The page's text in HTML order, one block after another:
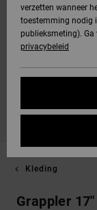
Kleding
Grappler 17"
verzetten wanneer
toestemming nodig
publieksmeting).
privacybeleid